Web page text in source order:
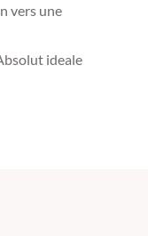
vers une
ideale